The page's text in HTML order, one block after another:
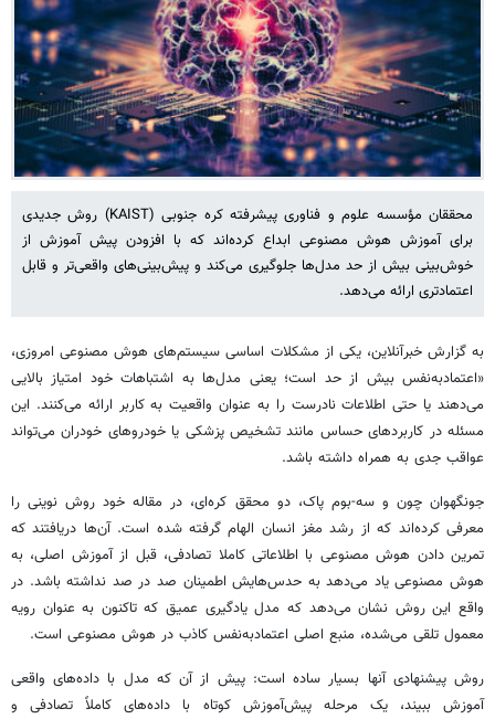
محققان مؤسسه علوم و فناوری پیشرفته کره جنوبی (KAIST) روش جدیدی
برای آموزش هوش مصنوعی ابداع کرده‌اند که با افزودن پیش آموزش از
خوش‌بینی بیش از حد مدل‌ها جلوگیری می‌کند و پیش‌بینی‌های واقعی‌تر و قابل
اعتمادتری ارائه می‌دهد.
به گزارش خبرآنلاین، یکی از مشکلات اساسی سیستم‌های هوش مصنوعی امروزی،
«اعتمادبه‌نفس بیش از حد است؛ یعنی مدل‌ها به اشتباهات خود امتیاز بالایی
می‌دهند یا حتی اطلاعات نادرست را به عنوان واقعیت به کاربر ارائه می‌کنند. این
مسئله در کاربردهای حساس مانند تشخیص پزشکی یا خودروهای خودران می‌تواند
عواقب جدی به همراه داشته باشد.
جونگهوان چون و سه-بوم پاک، دو محقق کره‌ای، در مقاله خود روش نوینی را
معرفی کرده‌اند که از رشد مغز انسان الهام گرفته شده است. آن‌ها دریافتند که
تمرین دادن هوش مصنوعی با اطلاعاتی کاملا تصادفی، قبل از آموزش اصلی، به
هوش مصنوعی یاد می‌دهد به حدس‌هایش اطمینان صد در صد نداشته باشد. در
واقع این روش نشان می‌دهد که مدل یادگیری عمیق که تاکنون به عنوان رویه
معمول تلقی می‌شده، منبع اصلی اعتمادبه‌نفس کاذب در هوش مصنوعی است.
روش پیشنهادی آنها بسیار ساده است: پیش از آن که مدل با داده‌های واقعی
آموزش ببیند، یک مرحله پیش‌آموزش کوتاه با داده‌های کاملاً تصادفی و